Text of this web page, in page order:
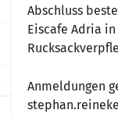
Abschluss
Eiscafe Adria
Anmeldungen